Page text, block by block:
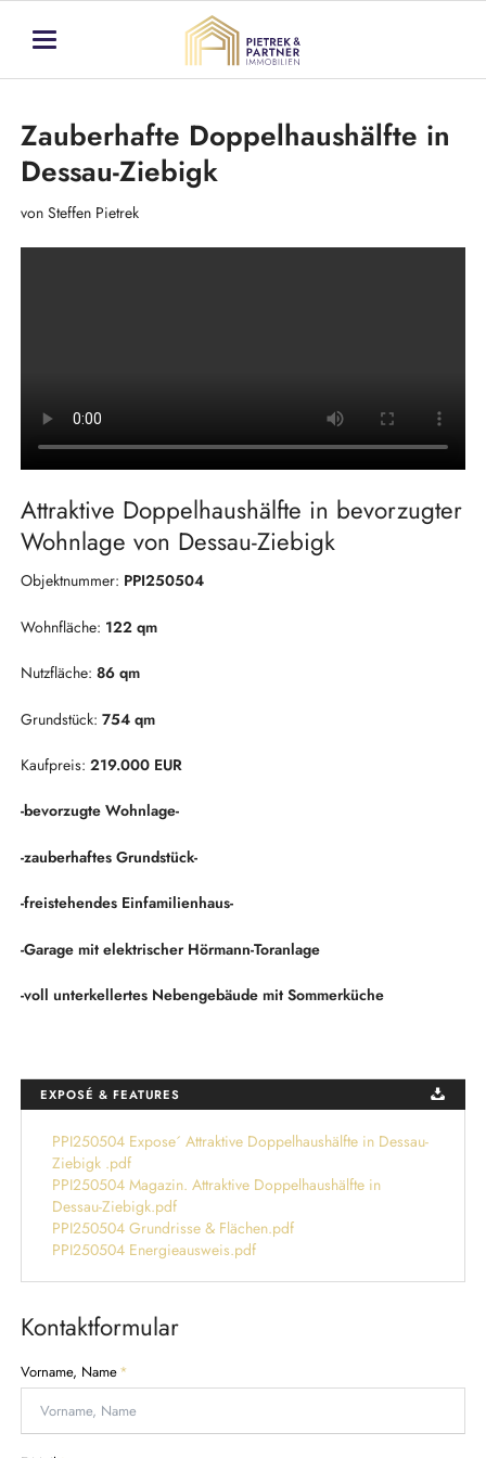
Zauberhafte Doppelhaushälfte in
Dessau-Ziebigk
von Steffen Pietrek
Attraktive Doppelhaushälfte in bevorzugter
Wohnlage von Dessau-Ziebigk
Objektnummer: PPI250504
Wohnfläche: 122 qm
Nutzfläche: 86 qm
Grundstück: 754 qm
Kaufpreis: 219.000 EUR
-bevorzugte Wohnlage-
-zauberhaftes Grundstück-
-freistehendes Einfamilienhaus-
-Garage mit elektrischer Hörmann-Toranlage
-voll unterkellertes Nebengebäude mit Sommerküche
EXPOSÉ & FEATURES
PPI250504 Expose´ Attraktive Doppelhaushälfte in Dessau-
Ziebigk .pdf
PPI250504 Magazin. Attraktive Doppelhaushälfte in
Dessau-Ziebigk.pdf
PPI250504 Grundrisse & Flächen.pdf
PPI250504 Energieausweis.pdf
Kontaktformular
P
f
i
c
Vorname, Name*